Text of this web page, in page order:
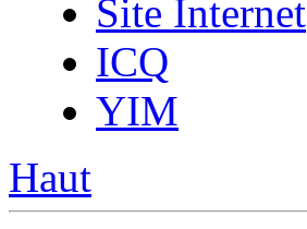
Site Internet
ICQ
YIM
Haut